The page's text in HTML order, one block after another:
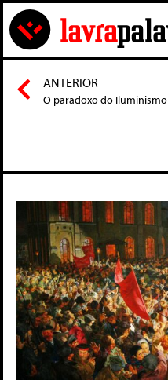
ANTERIOR
O paradoxo do Iluminismo